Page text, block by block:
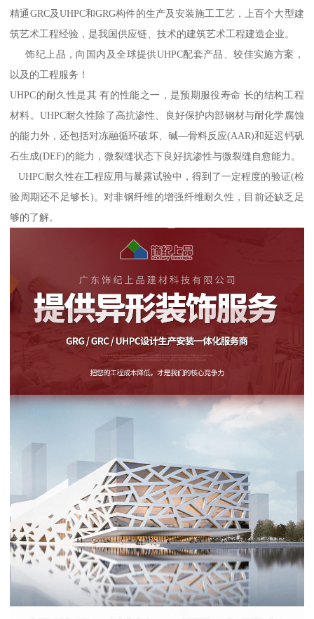
精通GRC及UHPC和GRG构件的生产及安装施工工艺，上百个大型建
筑艺术工程经验，是我国供应链、技术的建筑艺术工程建造企业。
饰纪上品，向国内及全球提供UHPC配套产品、较佳实施方案，
以及的工程服务！
UHPC的耐久性是其 有的性能之一，是预期服役寿命 长的结构工程
材料。UHPC耐久性除了高抗渗性、良好保护内部钢材与耐化学腐蚀
的能力外，还包括对冻融循环破坏、碱—骨料反应(AAR)和延迟钙矾
石生成(DEF)的能力，微裂缝状态下良好抗渗性与微裂缝自愈能力。
UHPC耐久性在工程应用与暴露试验中，得到了一定程度的验证(检
验周期还不足够长)。对非钢纤维的增强纤维耐久性，目前还缺乏足
够的了解。